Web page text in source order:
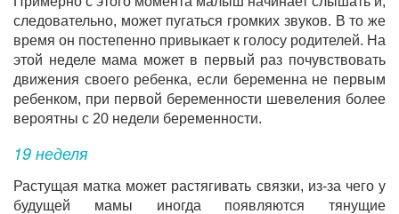
следовательно, может пугаться громких звуков. В то же
время он постепенно привыкает к голосу родителей. На
этой неделе мама может в первый раз почувствовать
движения своего ребенка, если беременна не первым
ребенком, при первой беременности шевеления более
вероятны с 20 недели беременности.
19 неделя
Растущая матка может растягивать связки, из-за чего у
будущей мамы иногда появляются тянущие